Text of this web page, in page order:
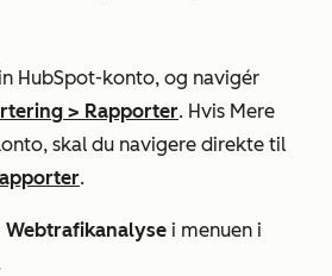
HubSpot-konto, og navigér
> Rapporter. Hvis Mere
skal du navigere direkte til
.
Webtrafikanalyse i menuen i